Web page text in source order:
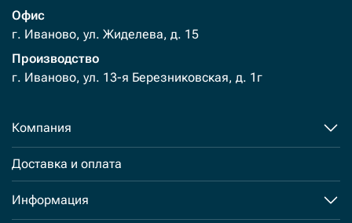
Офис
г. Иваново, ул. Жиделева, д. 15
Производство
г. Иваново, ул. 13-я Березниковская, д. 1г
Компания
Доставка и оплата
Информация